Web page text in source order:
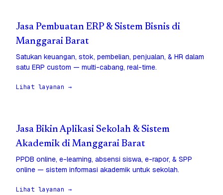
Jasa Pembuatan ERP & Sistem Bisnis di
Manggarai Barat
Satukan keuangan, stok, pembelian, penjualan, & HR dalam
satu ERP custom — multi-cabang, real-time.
Lihat layanan →
Jasa Bikin Aplikasi Sekolah & Sistem
Akademik di Manggarai Barat
PPDB online, e-learning, absensi siswa, e-rapor, & SPP
online — sistem informasi akademik untuk sekolah.
Lihat layanan →